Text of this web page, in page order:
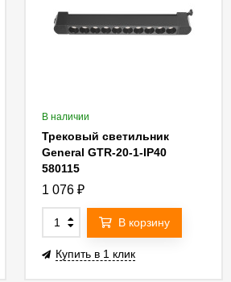
В наличии
Трековый светильник
General GTR-20-1-IP40
580115
1 076 ₽
В корзину
Купить в 1 клик